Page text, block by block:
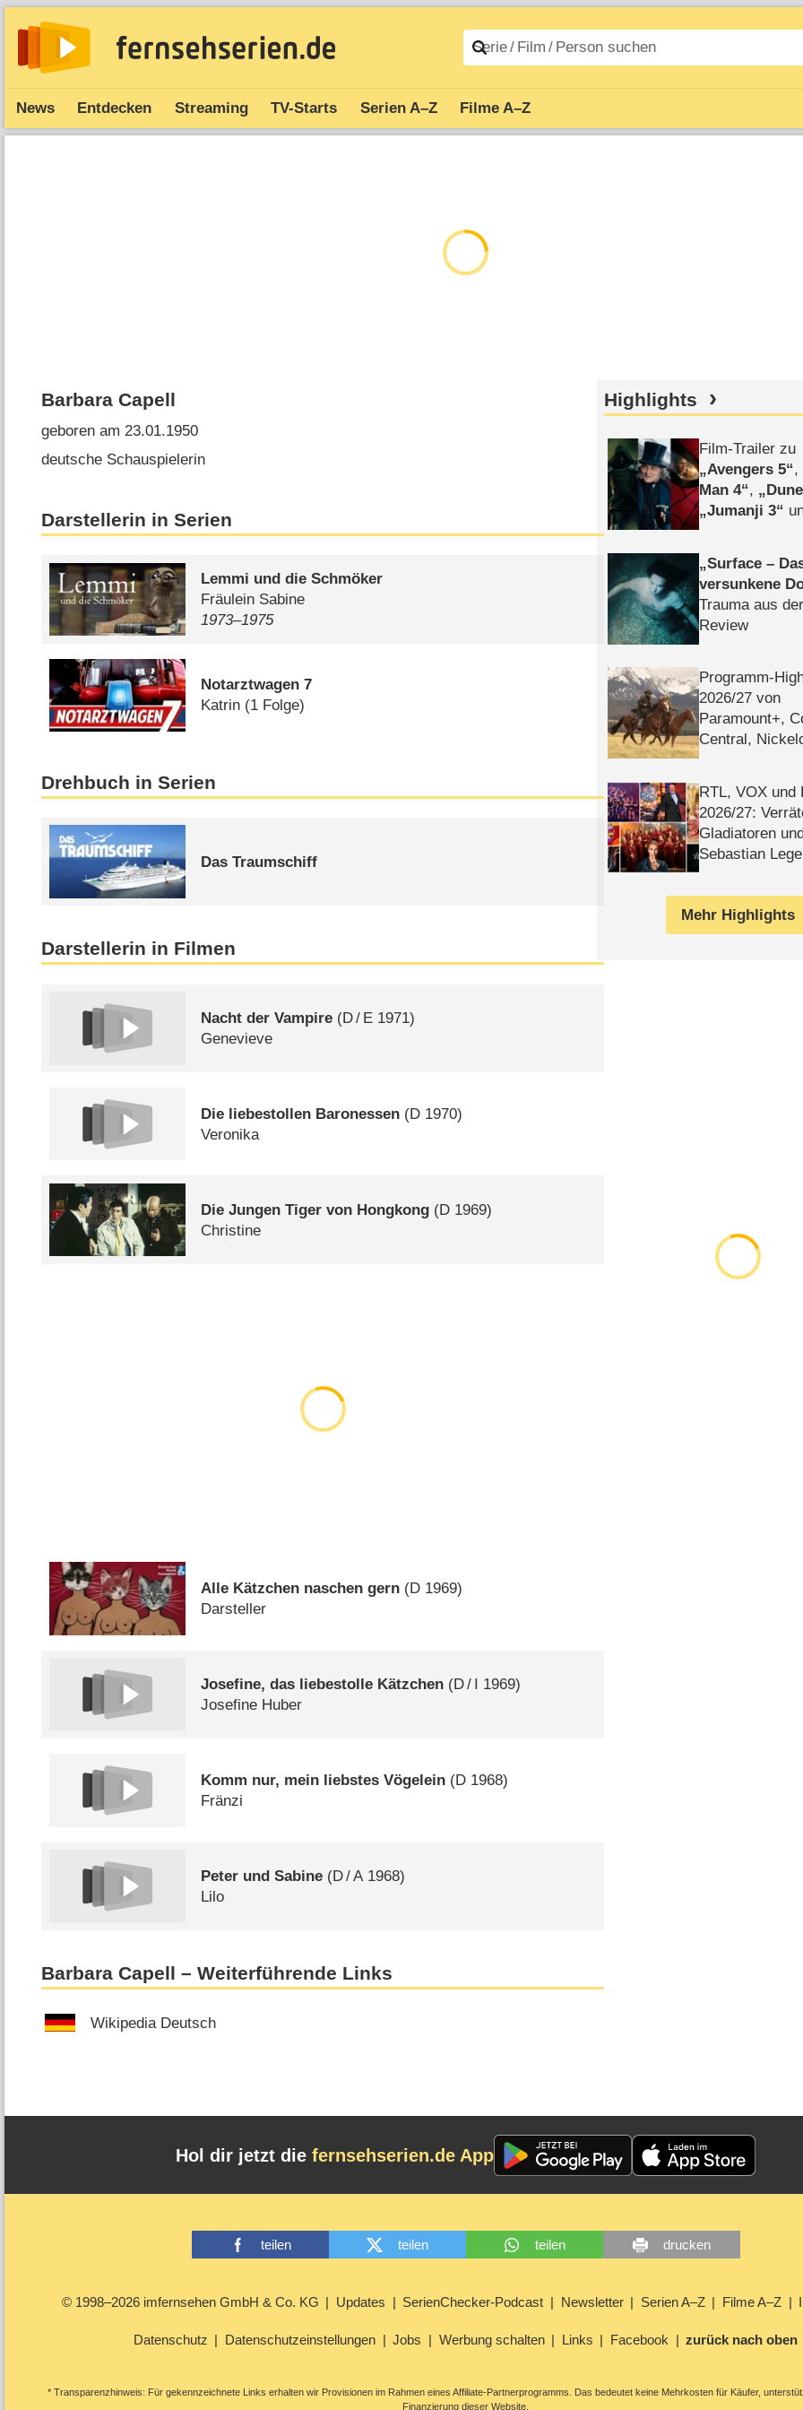
News Entdecken Streaming TV-Starts Serien A–Z Filme A–Z
Barbara Capell
geboren am 23.01.1950
deutsche Schauspielerin
Darstellerin in Serien
Lemmi und die Schmöker
Fräulein Sabine
1973⁠–⁠1975
Notarztwagen 7
Katrin (1 Folge)
Drehbuch in Serien
Das Traumschiff
Darstellerin in Filmen
Nacht der Vampire (D/ E 1971)
Genevieve
Die liebestollen Baronessen (D 1970)
Veronika
Die Jungen Tiger von Hongkong (D 1969)
Christine
Alle Kätzchen naschen gern (D 1969)
Darsteller
Josefine, das liebestolle Kätzchen (D/ I 1969)
Josefine Huber
Komm nur, mein liebstes Vögelein (D 1968)
Fränzi
Peter und Sabine (D/A1968)
Lilo
Barbara Capell – Weiterführende Links
Wikipedia Deutsch
Highlights
Film-Trailer zu
Avengers 5 ,
Man 4 ,
Jumanji 3
Surface –
versunkene
Trauma aus
Review
Programm-
2026/​27 von
Paramount+,
Central,
RTL, VOX und
2026/​27:
Gladiatoren
Sebastian Lege
Mehr Highlights
Hol dir jetzt die fernsehserien.de App
teilen teilen teilen drucken
© 1998–2026 imfernsehen GmbH & Co. KG Updates SerienChecker-Podcast Newsletter Serien A–Z Filme A–Z
Datenschutz Datenschutzeinstellungen Jobs Werbung schalten Links Facebook zurück nach oben
* Transparenzhinweis: Für gekennzeichnete Links erhalten wir Provisionen im Rahmen eines Affiliate-Partnerprogramms. Das bedeutet keine Mehrkosten für Käufer,
Finanzierung dieser Website.